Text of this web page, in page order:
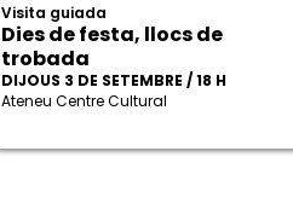
Visita guiada
Dies de festa, llocs de
trobada
DIJOUS 3 DE SETEMBRE / 18 H
Ateneu Centre Cultural